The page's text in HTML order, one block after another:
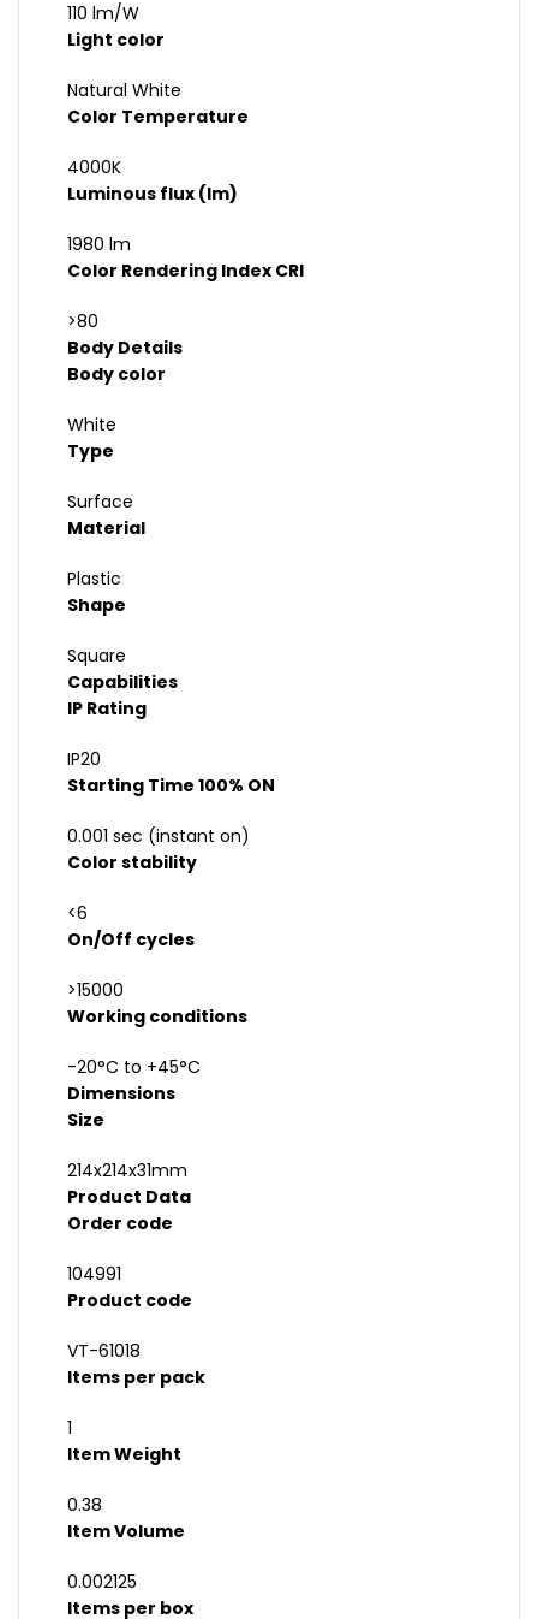
110 lm/W
Light color
Natural White
Color Temperature
4000K
Luminous flux (lm)
1980 lm
Color Rendering Index CRI
>80
Body Details
Body color
White
Type
Surface
Material
Plastic
Shape
Square
Capabilities
IP Rating
IP20
Starting Time 100% ON
0.001 sec (instant on)
Color stability
<6
On/Off cycles
>15000
Working conditions
-20°C to +45°C
Dimensions
Size
214x214x31mm
Product Data
Order code
104991
Product code
VT-61018
Items per pack
1
Item Weight
0.38
Item Volume
0.002125
Items per box